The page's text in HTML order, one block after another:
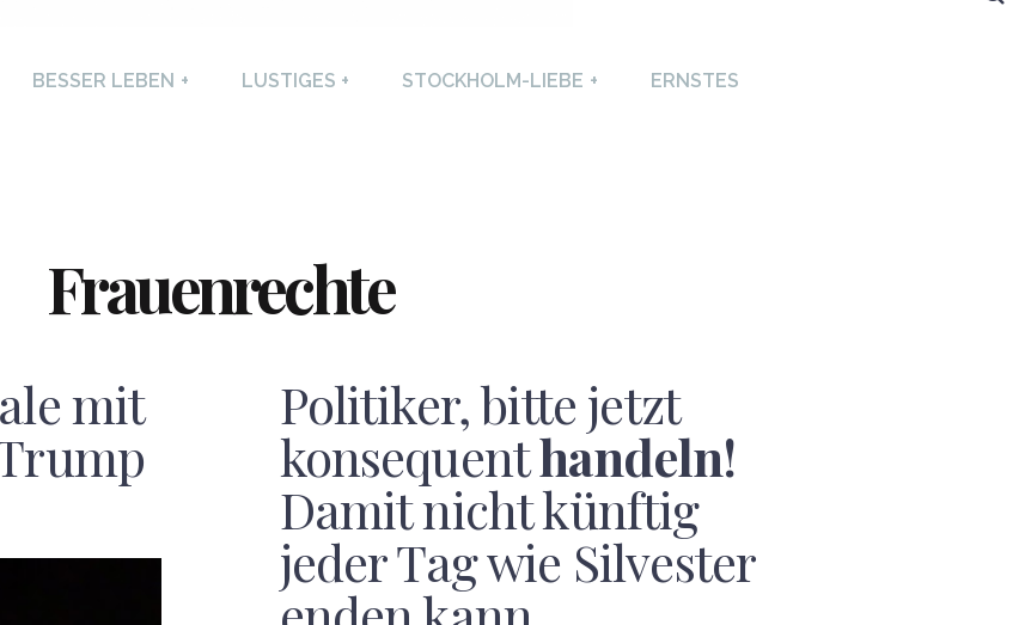
NOTIERT
LEBENSLUST
BESSER LEBEN + LUSTIGES + STOCKHOLM-LIEBE + ERNSTES
Frauenrechte
mit Politiker, bitte jetzt
konsequenthandeln!
Damit nicht künftig
jeder Tag wie Silvester